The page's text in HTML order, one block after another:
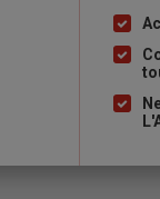
Liste
à
puce